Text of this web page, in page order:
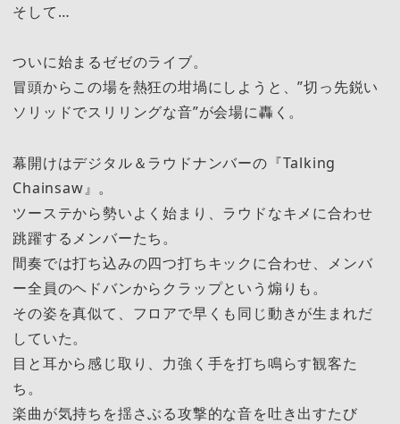
そして…
ついに始まるゼゼのライブ。
冒頭からこの場を熱狂の坩堝にしようと、”切っ先鋭い
ソリッドでスリリングな音”が会場に轟く。
幕開けはデジタル＆ラウドナンバーの『Talking
Chainsaw』。
ツーステから勢いよく始まり、ラウドなキメに合わせ
跳躍するメンバーたち。
間奏では打ち込みの四つ打ちキックに合わせ、メンバ
ー全員のヘドバンからクラップという煽りも。
その姿を真似て、フロアで早くも同じ動きが生まれだ
していた。
目と耳から感じ取り、力強く手を打ち鳴らす観客た
ち。
楽曲が気持ちを揺さぶる攻撃的な音を吐き出すたび